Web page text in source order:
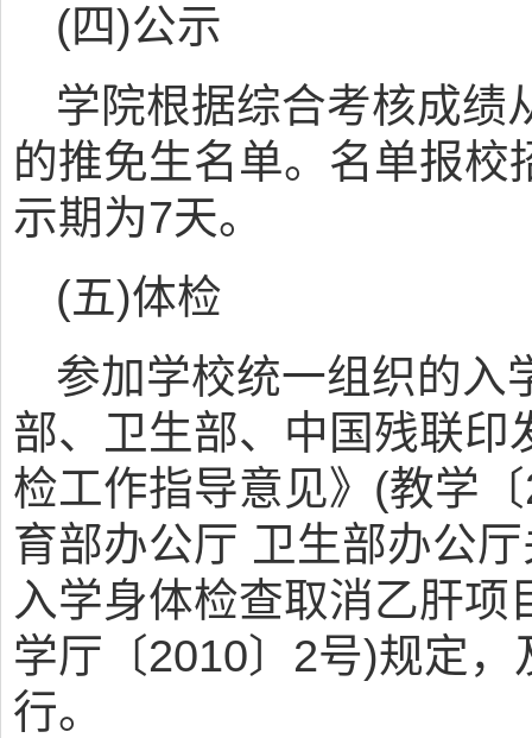
(四)公示
学院根据综合考核成绩
的推免生名单。名单报
示期为7天。
(五)体检
参加学校统一组织的入
部、卫生部、中国残联印
检工作指导意见》(教学
育部办公厅 卫生部办公
入学身体检查取消乙肝
学厅〔2010〕2号)规定
行。